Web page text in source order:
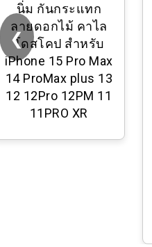
นิ่ม กันกระแทก
ลายดอกไม้ คาไล
โดสโคป สําหรับ
iPhone 15 Pro Max
14 ProMax plus 13
12 12Pro 12PM 11
11PRO XR
❮